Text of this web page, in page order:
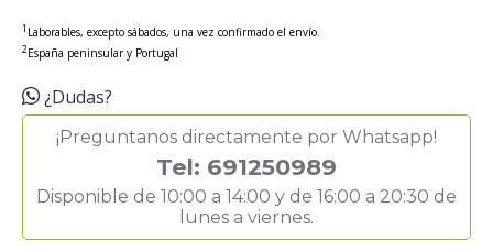
1 Laborables, excepto sábados, una vez confirmado el envío.
2España peninsular y Portugal
¿Dudas?
¡Preguntanos directamente por Whatsapp!
Tel: 691250989
Disponible de 10:00 a 14:00 y de 16:00 a 20:30 de
lunes a viernes.